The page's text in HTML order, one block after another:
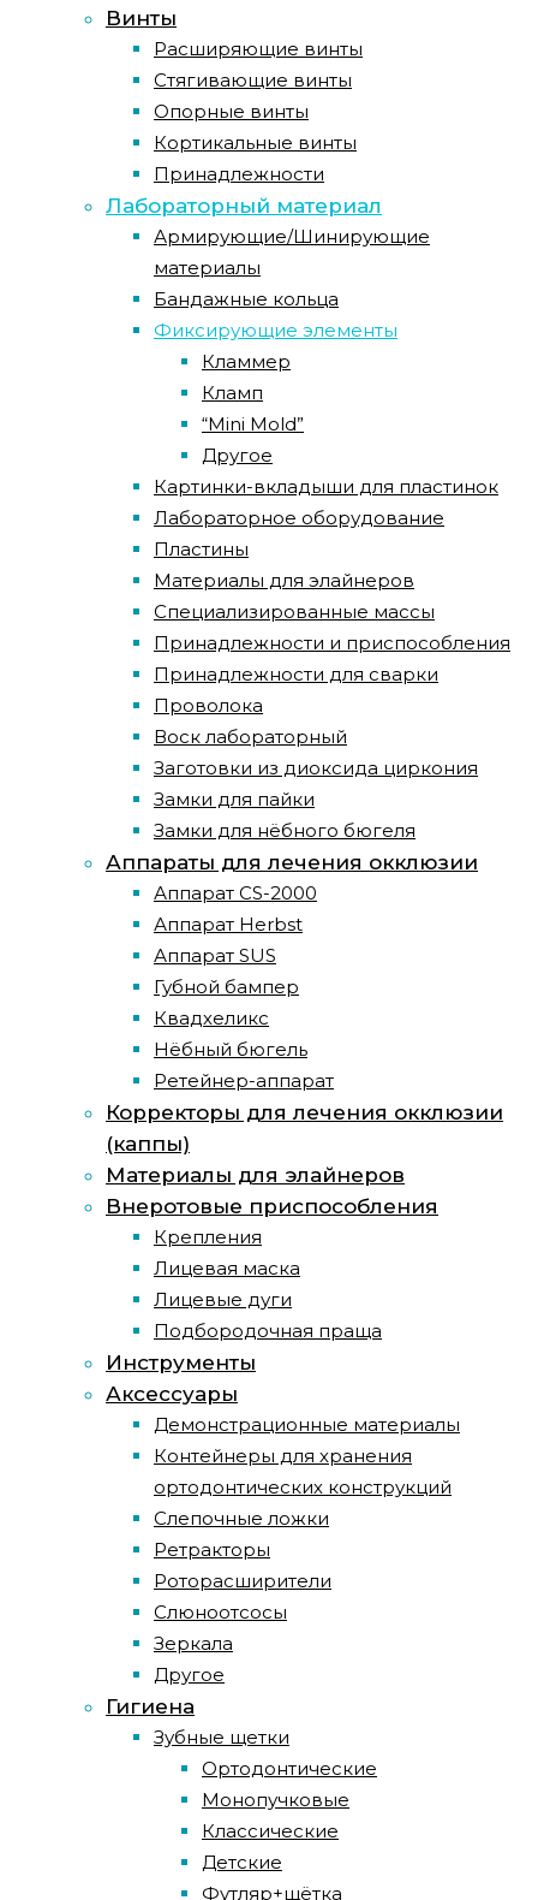
Винты
Расширяющие винты
Стягивающие винты
Опорные винты
Кортикальные винты
Принадлежности
Лабораторный материал
Армирующие/Шинирующие
материалы
Бандажные кольца
Фиксирующие элементы
Кламмер
Кламп
“Mini Mold”
Другое
Картинки-вкладыши для пластинок
Лабораторное оборудование
Пластины
Материалы для элайнеров
Специализированные массы
Принадлежности и приспособления
Принадлежности для сварки
Проволока
Воск лабораторный
Заготовки из диоксида циркония
Замки для пайки
Замки для нёбного бюгеля
Аппараты для лечения окклюзии
Аппарат CS-2000
Аппарат Herbst
Аппарат SUS
Губной бампер
Квадхеликс
Нёбный бюгель
Ретейнер-аппарат
Корректоры для лечения окклюзии
(каппы)
Материалы для элайнеров
Внеротовые приспособления
Крепления
Лицевая маска
Лицевые дуги
Подбородочная праща
Инструменты
Аксессуары
Демонстрационные материалы
Контейнеры для хранения
ортодонтических конструкций
Слепочные ложки
Ретракторы
Роторасширители
Слюноотсосы
Зеркала
Другое
Гигиена
Зубные щетки
Ортодонтические
Монопучковые
Классические
Детские
Футляр+щётка